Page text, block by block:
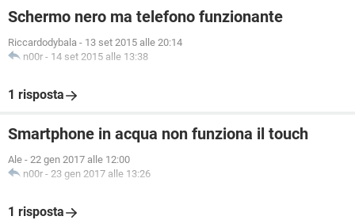
Schermo nero ma telefono funzionante
Riccardodybala - 13 set 2015 alle 20:14
n00r - 14 set 2015 alle 13:38
1 risposta
Smartphone in acqua non funziona il touch
Ale - 22 gen 2017 alle 12:00
n00r - 23 gen 2017 alle 13:26
1 risposta